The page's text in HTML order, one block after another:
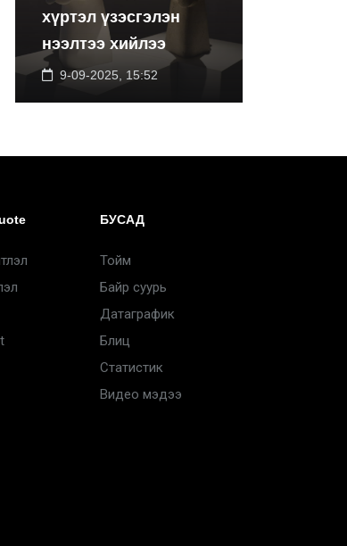
хүртэл үзэсгэлэн
нээлтээ хийлээ
9-09-2025, 15:52
БУСАД
Тойм
Байр суурь
Датаграфик
Блиц
Статистик
Видео мэдээ